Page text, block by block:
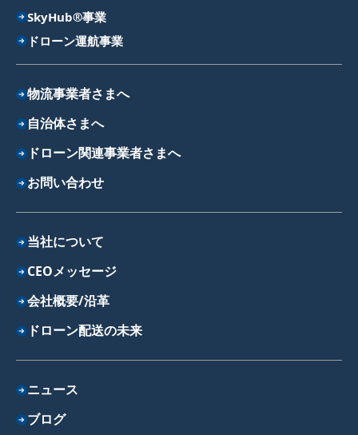
SkyHub®事業
ドローン運航事業
物流事業者さまへ
自治体さまへ
ドローン関連事業者さまへ
お問い合わせ
当社について
CEOメッセージ
会社概要/沿革
ドローン配送の未来
ニュース
ブログ